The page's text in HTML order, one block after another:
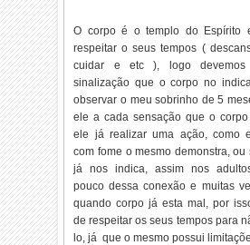
O corpo é o templo do Espírito
respeitar o seus tempos (
cuidar e etc ), logo devemos
sinalização que o corpo no
observar o meu sobrinho de 5
ele a cada sensação que o
ele já realizar uma ação, como
com fome o mesmo demonstra,
já nos indica, assim nos
pouco dessa conexão e muitas
quando corpo já esta mal, por
de respeitar os seus tempos para
lo, já que o mesmo possui